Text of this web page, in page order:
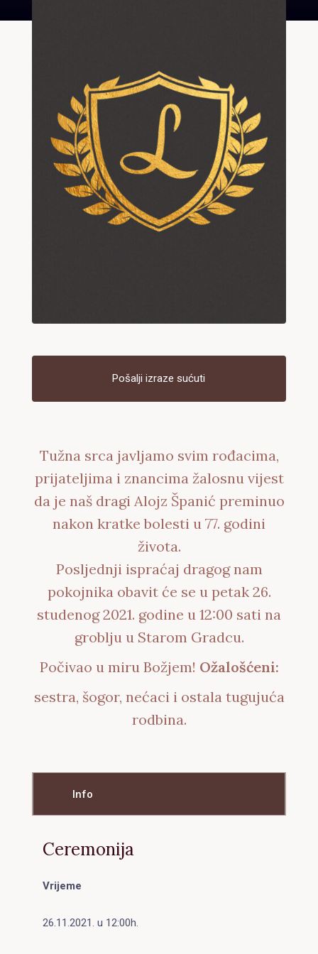
Pošalji izraze sućuti
Tužna srca javljamo svim rođacima,
prijateljima i znancima žalosnu vijest
da je naš dragi Alojz Španić preminuo
nakon kratke bolesti u 77. godini
života.
Posljednji ispraćaj dragog nam
pokojnika obavit će se u petak 26.
studenog 2021. godine u 12:00 sati na
groblju u Starom Gradcu.
Počivao u miru Božjem! Ožalošćeni:
sestra, šogor, nećaci i ostala tugujuća
rodbina.
Info
Ceremonija
Vrijeme
26.11.2021. u 12:00h.